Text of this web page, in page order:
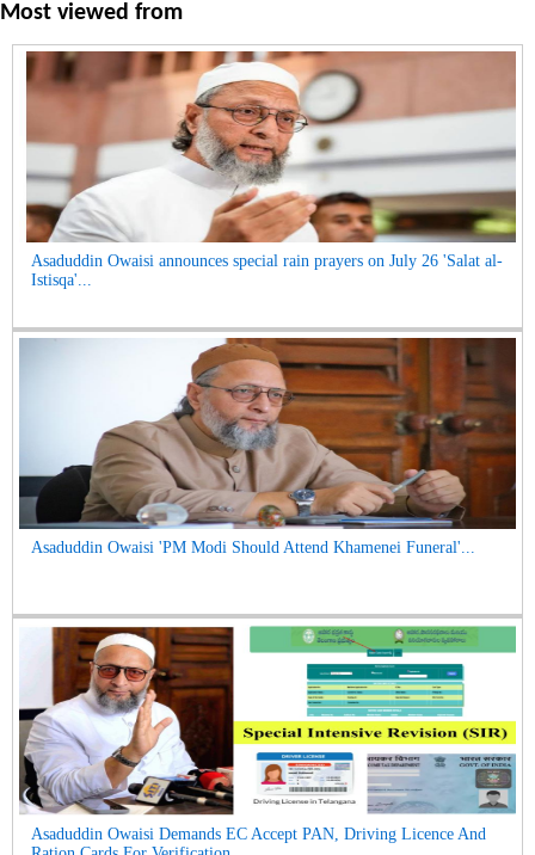
Most viewed from
Asaduddin Owaisi announces special rain prayers on July 26 'Salat al-
Istisqa'...
Asaduddin Owaisi 'PM Modi Should Attend Khamenei Funeral'...
Asaduddin Owaisi Demands EC Accept PAN, Driving Licence And